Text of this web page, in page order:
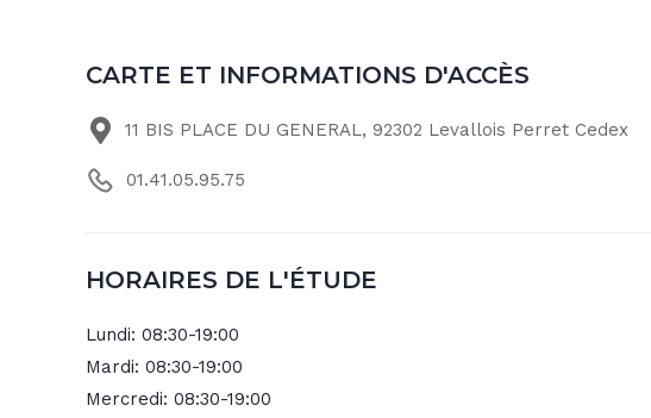
CARTE ET INFORMATIONS D'ACCÈS
11 BIS PLACE DU GENERAL, 92302 Levallois Perret Cedex
01.41.05.95.75
HORAIRES DE L'ÉTUDE
Lundi: 08:30-19:00
Mardi: 08:30-19:00
Mercredi: 08:30-19:00